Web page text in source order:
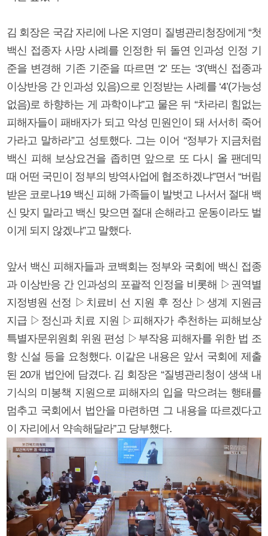
김 회장은 국감 자리에 나온 지영미 질병관리청장에게 “첫
백신 접종자 사망 사례를 인정한 뒤 돌연 인과성 인정 기
준을 변경해 기존 기준을 따르면 ‘2’ 또는 ‘3’(백신 접종과
이상반응 간 인과성 있음)으로 인정받는 사례를 ‘4’(가능성
없음)로 하향하는 게 과학이냐”고 물은 뒤 “차라리 힘없는
피해자들이 패배자가 되고 악성 민원인이 돼 서서히 죽어
가라고 말하라”고 성토했다. 그는 이어 “정부가 지금처럼
백신 피해 보상요건을 좁히면 앞으로 또 다시 올 팬데믹
때 어떤 국민이 정부의 방역사업에 협조하겠냐”면서 “버림
받은 코로나19 백신 피해 가족들이 발벗고 나서서 절대 백
신 맞지 말라고 백신 맞으면 절대 손해라고 운동이라도 벌
이게 되지 않겠냐”고 말했다.
앞서 백신 피해자들과 코백회는 정부와 국회에 백신 접종
과 이상반응 간 인과성의 포괄적 인정을 비롯해 ▷권역별
지정병원 선정 ▷치료비 선 지원 후 정산 ▷생계 지원금
지급 ▷정신과 치료 지원 ▷피해자가 추천하는 피해보상
특별자문위원회 위원 편성 ▷부작용 피해자를 위한 법 조
항 신설 등을 요청했다. 이같은 내용은 앞서 국회에 제출
된 20개 법안에 담겼다. 김 회장은 “질병관리청이 생색 내
기식의 미봉책 지원으로 피해자의 입을 막으려는 행태를
멈추고 국회에서 법안을 마련하면 그 내용을 따르겠다고
이 자리에서 약속해달라”고 당부했다.